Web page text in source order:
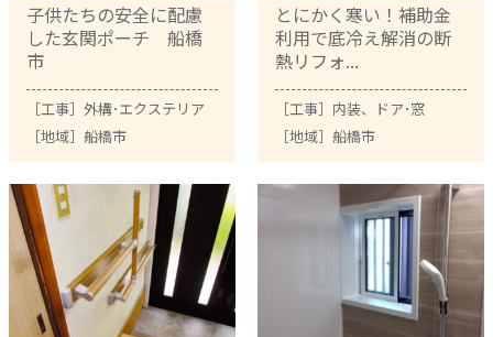
子供たちの安全に配慮
した玄関ポーチ 船橋
市
［工事］ 外構･エクステリア
［地域］ 船橋市
とにかく寒い！補助金
利用で底冷え解消の断
熱リフォ...
［工事］ 内装、
ドア･窓
［地域］ 船橋市